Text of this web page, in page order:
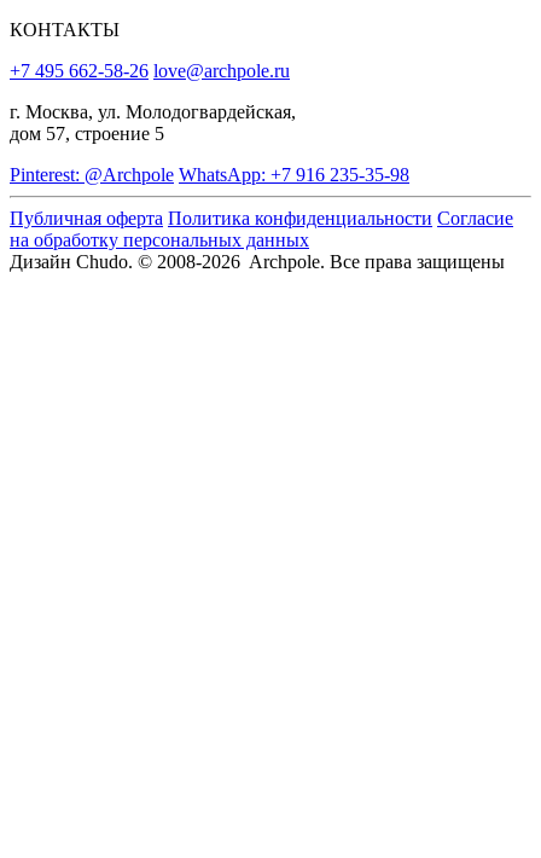
КОНТАКТЫ
+7 495 662-58-26 love@archpole.ru
г. Москва, ул. Молодогвардейская,
дом 57, строение 5
Pinterest: @Archpole WhatsApp: +7 916 235-35-98
Публичная оферта Политика конфиденциальности Согласие
на обработку персональных данных
Дизайн Chudo. © 2008-2026 Archpole. Все права защищены